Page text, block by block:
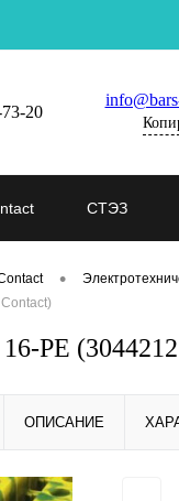
20
СТЭЗ
•
PE
ОПИСАНИЕ